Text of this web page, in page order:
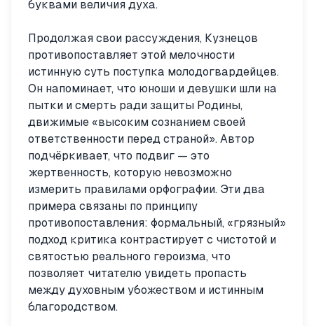
буквами величия духа.
Продолжая свои рассуждения, Кузнецов
противопоставляет этой мелочности
истинную суть поступка молодогвардейцев.
Он напоминает, что юноши и девушки шли на
пытки и смерть ради защиты Родины,
движимые «высоким сознанием своей
ответственности перед страной». Автор
подчёркивает, что подвиг — это
жертвенность, которую невозможно
измерить правилами орфографии. Эти два
примера связаны по принципу
противопоставления: формальный, «грязный»
подход критика контрастирует с чистотой и
святостью реального героизма, что
позволяет читателю увидеть пропасть
между духовным убожеством и истинным
благородством.